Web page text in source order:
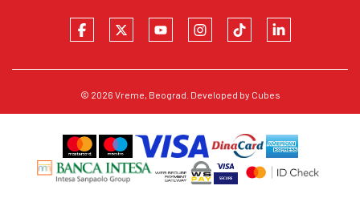
© 2026 Vreme, Beograd. Developed by Cubes